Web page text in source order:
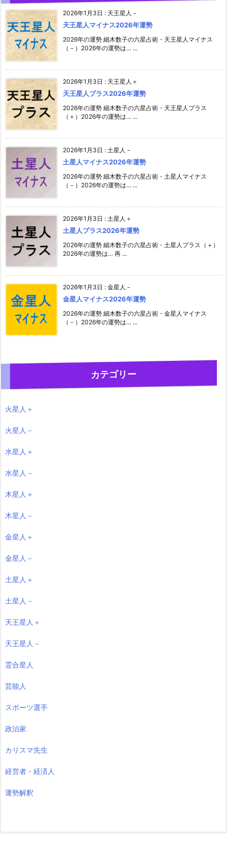
2026年1月3日 : 天王星人－
天王星人マイナス2026年運勢
2026年の運勢 細木数子の六星占術・天王星人マイナス
（－）2026年の運勢は… ...
2026年1月3日 : 天王星人＋
天王星人プラス2026年運勢
2026年の運勢 細木数子の六星占術・天王星人プラス
（＋）2026年の運勢は… ...
2026年1月3日 : 土星人－
土星人マイナス2026年運勢
2026年の運勢 細木数子の六星占術・土星人マイナス
（－）2026年の運勢は… ...
2026年1月3日 : 土星人＋
土星人プラス2026年運勢
2026年の運勢 細木数子の六星占術・土星人プラス（＋）
2026年の運勢は… 再 ...
2026年1月3日 : 金星人－
金星人マイナス2026年運勢
2026年の運勢 細木数子の六星占術・金星人マイナス
（－）2026年の運勢は… ...
カテゴリー
火星人＋
火星人－
水星人＋
水星人－
木星人＋
木星人－
金星人＋
金星人－
土星人＋
土星人－
天王星人＋
天王星人－
霊合星人
芸能人
スポーツ選手
政治家
カリスマ先生
経営者・経済人
運勢解釈